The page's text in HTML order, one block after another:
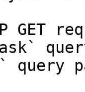
GET
query